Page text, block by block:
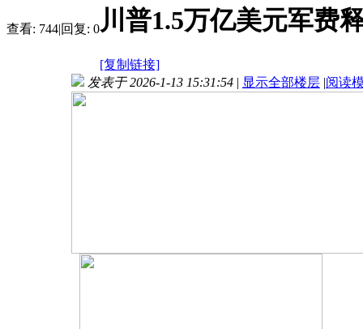
查看: 744|回复: 0川普1.5万亿美元军费
[复制链接]
发表于 2026-1-13 15:31:54 | 显示全部楼层 |阅读